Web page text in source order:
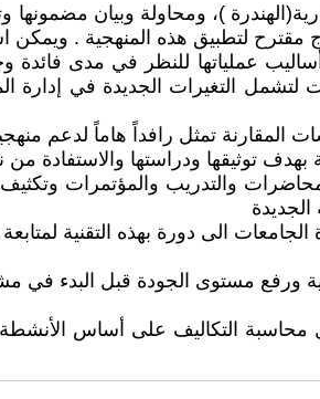
)، ومحاولة وبيان مضمونها
لتطبيق هذه المنهجية . ويمكن
عملياتها للنظر في مدى فائدة
التغيرات الجديدة في إدارة
تمثل رافداً هاماً لدعم
توثيقها ودراستها والاستفادة
والتدريب والمؤتمرات
الى دورة بهذه التقنية
ورفع مستوى الجودة قبل البدء في
محاسبة التكاليف على أساس